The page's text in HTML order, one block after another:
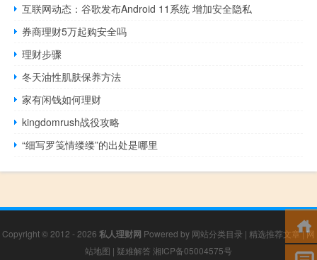
互联网动态：谷歌发布Android 11系统 增加安全隐私
券商理财5万起购安全吗
理财步骤
冬天油性肌肤保养方法
家有闲钱如何理财
kingdomrush战役攻略
“细写罗笺情缕缕”的出处是哪里
Copyright © 2012 - 2026 私人理财网 Powered by 网站分类目录 | 精选推荐文章|网
站地图 | 疑难解答 湘ICP备05004575号